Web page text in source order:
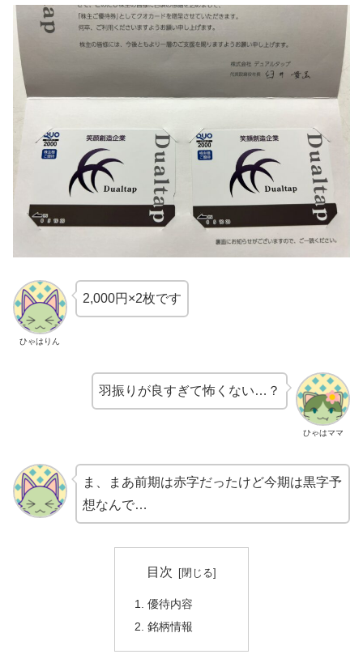
ひゃはりん
2,000円×2枚です
ひゃはママ
羽振りが良すぎて怖くない…？
ま、まあ前期は赤字だったけど今期は黒字予
想なんで…
目次
優待内容
銘柄情報